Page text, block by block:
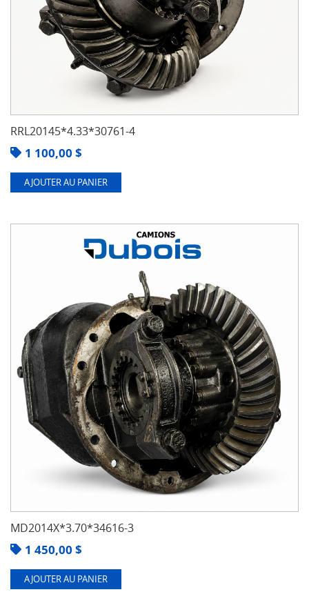
RRL20145*4.33*30761-4
1 100,00 $
AJOUTER AU PANIER
MD2014X*3.70*34616-3
1 450,00 $
AJOUTER AU PANIER